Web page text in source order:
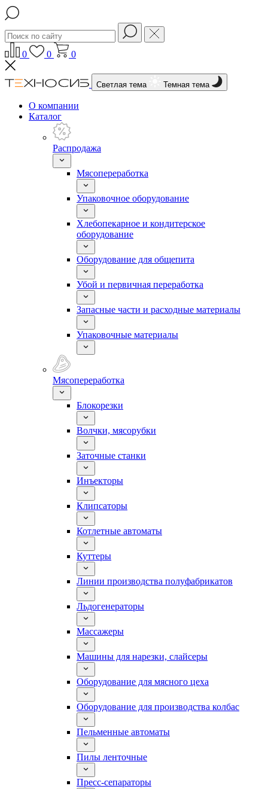
0 0 0
Светлая тема Темная тема
О компании
Каталог
Распродажа
Мясопереработка
Упаковочное оборудование
Хлебопекарное и кондитерское
оборудование
Оборудование для общепита
Убой и первичная переработка
Запасные части и расходные материалы
Упаковочные материалы
Мясопереработка
Блокорезки
Волчки, мясорубки
Заточные станки
Инъекторы
Клипсаторы
Котлетные автоматы
Куттеры
Линии производства полуфабрикатов
Льдогенераторы
Массажеры
Машины для нарезки, слайсеры
Оборудование для мясного цеха
Оборудование для производства колбас
Пельменные автоматы
Пилы ленточные
Пресс-сепараторы